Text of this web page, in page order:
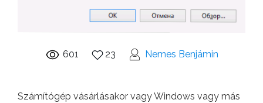
601 23 Nemes Benjámin
Számítógép vásárlásakor vagy Windows vagy más